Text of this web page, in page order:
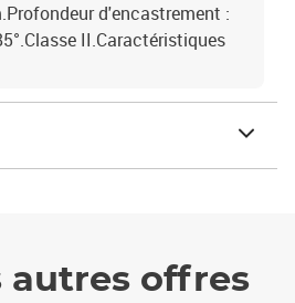
d'encastrement :
II.Caractéristiques
autres offres